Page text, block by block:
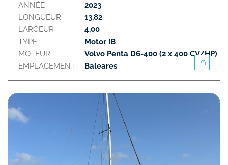
ANNÉE
LONGUEUR
LARGEUR
TYPE
MOTEUR
EMPLACEMENT
2023
13,82
4,00
Motor IB
Volvo Penta D6-400 (2 x 400 CV/HP)
Baleares